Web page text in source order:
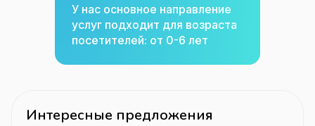
У нас основное направление
услуг подходит для возраста
посетителей: от 0-6 лет
Интересные предложения